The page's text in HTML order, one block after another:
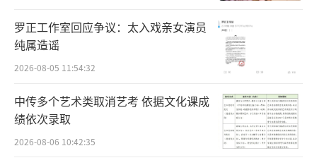
装，但在共同的爱好之下，都迸发出对舞蹈的
热情和喜爱。
星推官们也纷纷加入到这场舞蹈狂欢中，
与众多舞蹈爱好者同台竞技，感染了更多人，
多次出现全场齐舞的震撼场景，现场气氛一波
罗正工作室回应争议：太入戏亲女演员
纯属造谣
2026-08-05 11:54:32
中传多个艺术类取消艺考 依据文化课成
绩依次录取
2026-08-06 10:42:35